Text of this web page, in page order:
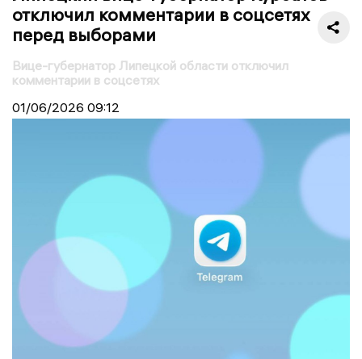
отключил комментарии в соцсетях
перед выборами
Вице-губернатор Липецкой области отключил
комментарии в соцсетях
01/06/2026 09:12